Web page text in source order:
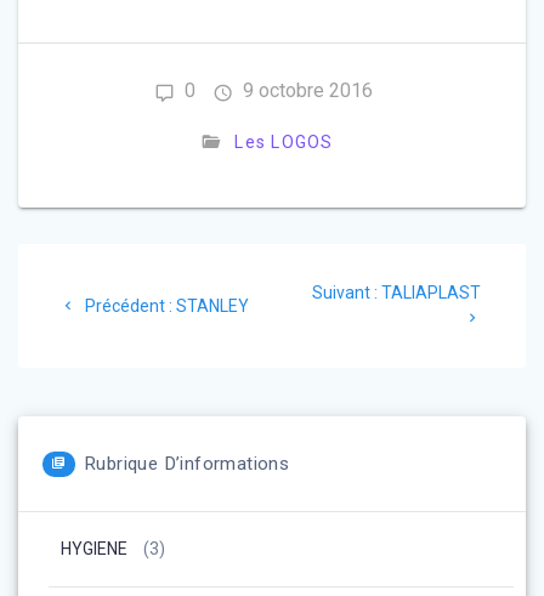
0 9 octobre 2016
Les LOGOS
Précédent : Article
STANLEY
Suivant : Article
TALIAPLAST
Rubrique D’informations
HYGIENE (3)